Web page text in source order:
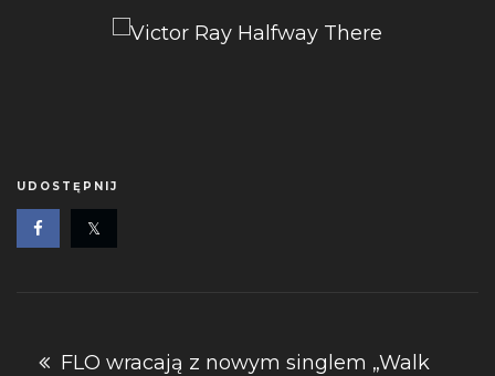
UDOSTĘPNIJ
Nawigacja
FLO wracają z nowym singlem „Walk